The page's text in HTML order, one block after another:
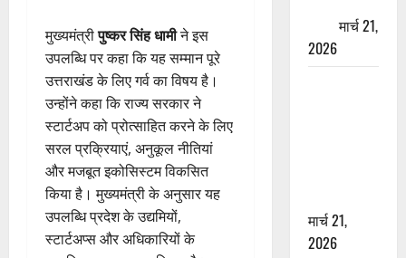
मुख्यमंत्रीपुष्कर सिंह धामीने इस
उपलब्धि पर कहा कि यह सम्मान पूरे
उत्तराखंड के लिए गर्व का विषय है।
उन्होंने कहा कि राज्य सरकार ने
स्टार्टअप को प्रोत्साहित करने के लिए
सरल प्रक्रियाएं, अनुकूल नीतियां
और मजबूत इकोसिस्टम विकसित
किया है। मुख्यमंत्री के अनुसार यह
उपलब्धि प्रदेश के उद्यमियों,
स्टार्टअप्स और अधिकारियों के
मार्च 21,
2026
मार्च 21,
2026